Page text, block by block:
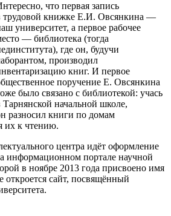
что первая запись
трудовой книжке Е.И. Овсянкина —
университет, а первое рабочее
— библиотека (тогда
где он, будучи
производил
книг. И первое
поручение Е. Овсянкина
было связано с библиотекой: учась
Тарнянской начальной школе,
разносил книги по домам
их к чтению.
центра идёт оформление
информационном портале научной
в ноябре 2013 года присвоено имя
сайт, посвящённый